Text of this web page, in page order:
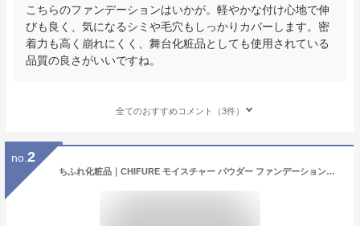
こちらのファンデーションはいかが。軽やかな付け心地で伸
びも良く、気になるシミや毛穴もしっかりカバーします。密
着力も高く崩れにくく、舞台化粧品としても使用されている
品質の良さがいいですね。
全てのおすすめコメント（3件）
no. 2
ちふれ化粧品｜CHIFURE モイスチャー パウダー ファンデーションN 23 ピンク オークル系